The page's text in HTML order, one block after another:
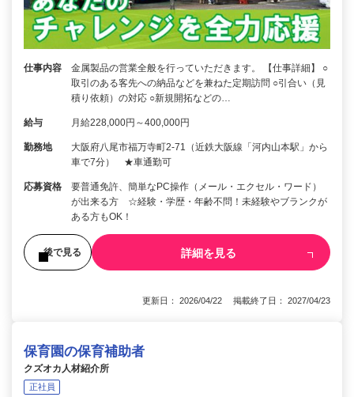
仕事内容
金属製品の営業全般を行っていただきます。 【仕事詳細】 ○
取引のある客先への納品などを兼ねた定期訪問 ○引合い（見
積り依頼）の対応 ○新規開拓などの…
給与 月給228,000円～400,000円
勤務地
大阪府八尾市福万寺町2-71（近鉄大阪線「河内山本駅」から
車で7分） ★車通勤可
応募資格
要普通免許、簡単なPC操作（メール・エクセル・ワード）
が出来る方 ☆経験・学歴・年齢不問！未経験やブランクが
ある方もOK！
後で見る 詳細を見る
更新日： 2026/04/22 掲載終了日： 2027/04/23
保育園の保育補助者
クズオカ人材紹介所
正社員